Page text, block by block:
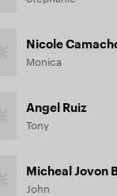
Nicole
Monica
Angel Ruiz
Tony
Micheal Jovon
John